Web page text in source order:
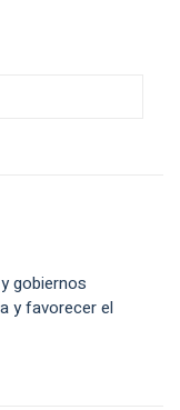
gobiernos
y favorecer el